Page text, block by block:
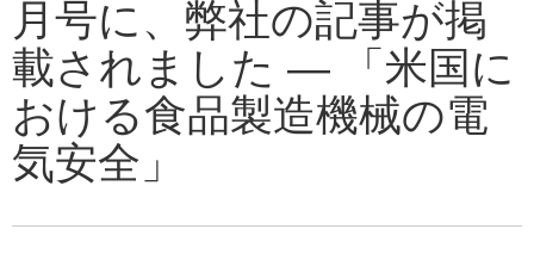
月号に、弊社の記事が掲
載されました — 「米国に
おける食品製造機械の電
気安全」